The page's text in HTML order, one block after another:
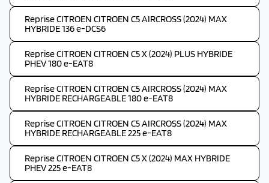
Reprise CITROEN CITROEN C5 AIRCROSS (2024) MAX
HYBRIDE 136 e-DCS6
Reprise CITROEN CITROEN C5 X (2024) PLUS HYBRIDE
PHEV 180 e-EAT8
Reprise CITROEN CITROEN C5 AIRCROSS (2024) MAX
HYBRIDE RECHARGEABLE 180 e-EAT8
Reprise CITROEN CITROEN C5 AIRCROSS (2024) MAX
HYBRIDE RECHARGEABLE 225 e-EAT8
Reprise CITROEN CITROEN C5 X (2024) MAX HYBRIDE
PHEV 225 e-EAT8